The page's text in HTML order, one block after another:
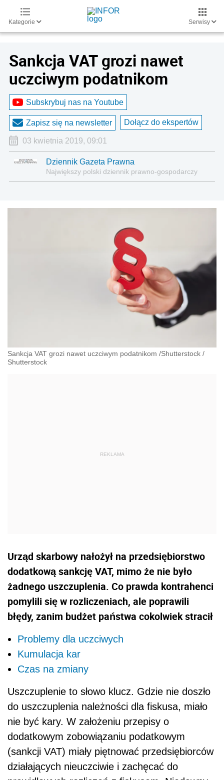
Kategorie Serwisy
Sankcja VAT grozi nawet
uczciwym podatnikom
Subskrybuj nas na Youtube
Zapisz się na newsletter Dołącz do ekspertów
03 kwietnia 2019, 09:01
Dziennik Gazeta Prawna
Największy polski dziennik prawno-gospodarczy
Sankcja VAT grozi nawet uczciwym podatnikom /Shutterstock /
Shutterstock
Urząd skarbowy nałożył na przedsiębiorstwo
dodatkową sankcję VAT, mimo że nie było
żadnego uszczuplenia. Co prawda kontrahenci
pomylili się w rozliczeniach, ale poprawili
błędy, zanim budżet państwa cokolwiek stracił
Problemy dla uczciwych
Kumulacja kar
Czas na zmiany
Uszczuplenie to słowo klucz. Gdzie nie doszło
do uszczuplenia należności dla fiskusa, miało
nie być kary. W założeniu przepisy o
dodatkowym zobowiązaniu podatkowym
(sankcji VAT) miały piętnować przedsiębiorców
działających nieuczciwie i zachęcać do